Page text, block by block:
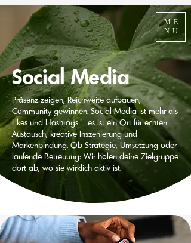
ME
NU
Social Media
Präsenz zeigen, Reichweite aufbauen,
Community gewinnen. Social Media ist mehr als
Likes und Hashtags – es ist ein Ort für echten
Austausch, kreative Inszenierung und
Markenbindung. Ob Strategie, Umsetzung oder
laufende Betreuung: Wir holen deine Zielgruppe
dort ab, wo sie wirklich aktiv ist.